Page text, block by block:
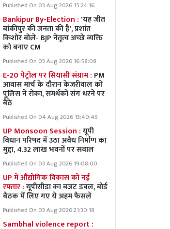
Published On 03 Aug 2026 15:24:16
Bankipur By-Election : 'यह जीत
बांकीपुर की जनता की है', प्रशांत
किशोर बोले- BJP नेतृत्व अच्छे व्यक्ति
को बनाए CM
Published On 03 Aug 2026 16:58:08
E-20 पेट्रोल पर सियासी संग्राम : PM
आवास मार्च के दौरान केजरीवाल को
पुलिस ने रोका, समर्थकों संग धरने पर
बैठे
Published On 04 Aug 2026 13:40:49
UP Monsoon Session :यूपी
विधान परिषद में उठा अवैध निर्माण का
मुद्दा, 4.32 लाख भवनों पर सवाल
Published On 03 Aug 2026 19:08:00
UP में औद्योगिक विकास को नई
रफ्तार :यूपीसीडा का बजट डबल, बोर्ड
बैठक में लिए गए ये अहम फैसले
Published On 03 Aug 2026 21:30:18
Sambhal violence report :